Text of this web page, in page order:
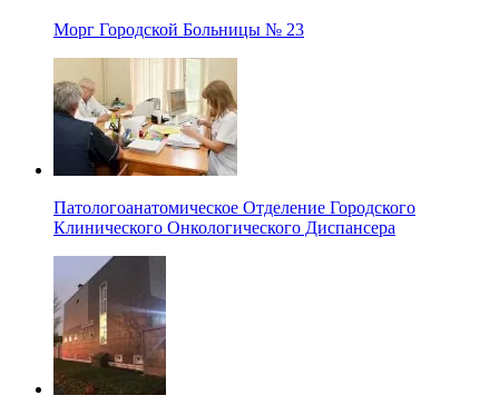
Морг Городской Больницы № 23
Патологоанатомическое Отделение Городского
Клинического Онкологического Диспансера